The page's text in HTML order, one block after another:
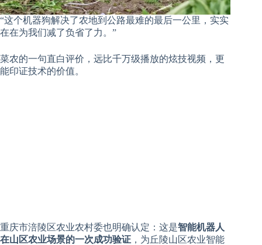
“这个机器狗解决了农地到公路最难的最后一公里，实实
在在为我们减了负省了力。”
菜农的一句直白评价，远比千万级播放的炫技视频，更
能印证技术的价值。
重庆市涪陵区农业农村委也明确认定：这是智能机器人
在山区农业场景的一次成功验证 ，为丘陵山区农业智能